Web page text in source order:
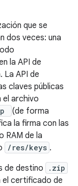
que se
dos veces: una
la API de
La API de
claves públicas
el archivo
(de forma
la firma con las
RAM de la
/res/keys .
de destino
.zip
el certificado de